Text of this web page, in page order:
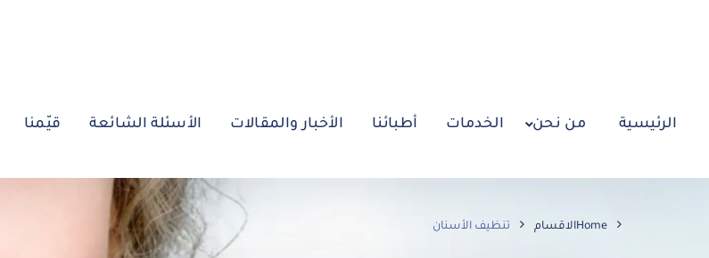
الرئيسية من نحن الخدمات أطبائنا الأخبار والمقالات الأسئلة الشائعة قيّمنا
Homeالاقسام تنظيف الأسنان